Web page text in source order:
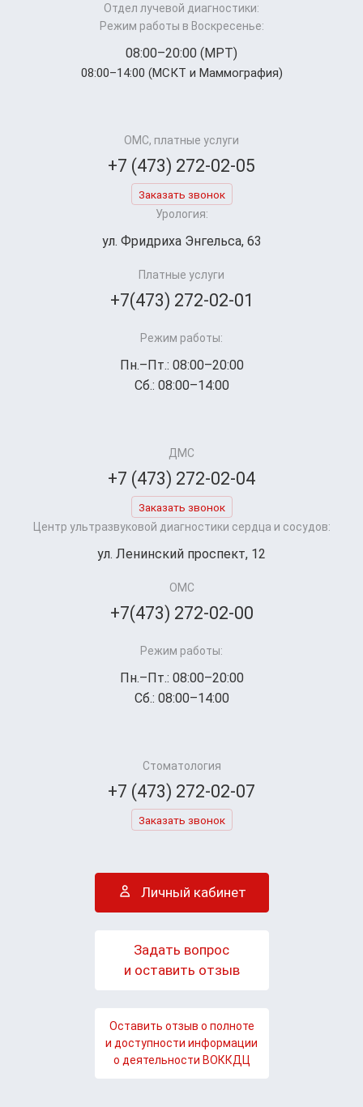
Отдел лучевой диагностики:
Режим работы в Воскресенье:
08:00–20:00 (МРТ)
08:00–14:00 (МСКТ и Маммография)
ОМС, платные услуги
+7 (473) 272-02-05
Заказать звонок
Урология:
ул. Фридриха Энгельса, 63
Платные услуги
+7(473) 272-02-01
Режим работы:
Пн.–Пт.: 08:00–20:00
Сб.: 08:00–14:00
ДМС
+7 (473) 272-02-04
Заказать звонок
Центр ультразвуковой диагностики сердца и сосудов:
ул. Ленинский проспект, 12
ОМС
+7(473) 272-02-00
Режим работы:
Пн.–Пт.: 08:00–20:00
Сб.: 08:00–14:00
Стоматология
+7 (473) 272-02-07
Заказать звонок
Личный кабинет
Задать вопрос
и оставить отзыв
Оставить отзыв о полноте
и доступности информации
о деятельности ВОККДЦ